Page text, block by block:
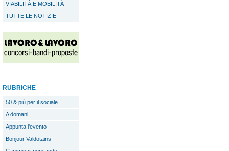
VIABILITÀ E MOBILITÀ
TUTTE LE NOTIZIE
RUBRICHE
50 & più per il sociale
A domani
Appunta l'evento
Bonjour Valdotains